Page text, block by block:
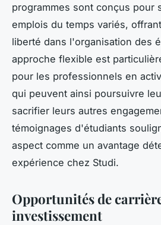
programmes sont conçus pour
emplois du temps variés,
liberté dans l'organisation des
approche flexible est
pour les professionnels en
qui peuvent ainsi poursuivre
sacrifier leurs autres
témoignages d'étudiants
aspect comme un avantage
expérience chez Studi.
Opportunités de
investissement